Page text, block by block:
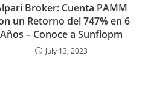
Broker: Cuenta PAMM
un Retorno del 747% en 6
Años – Conoce a Sunflopm
July 13, 2023